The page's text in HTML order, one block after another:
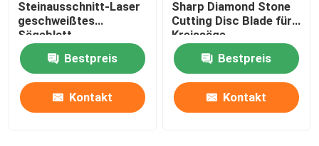
Steinausschnitt-Laser
geschweißtes
Sägeblatt
Bestpreis
Kontakt
Sharp Diamond Stone
Cutting Disc Blade für
Kreissäge
Bestpreis
Kontakt